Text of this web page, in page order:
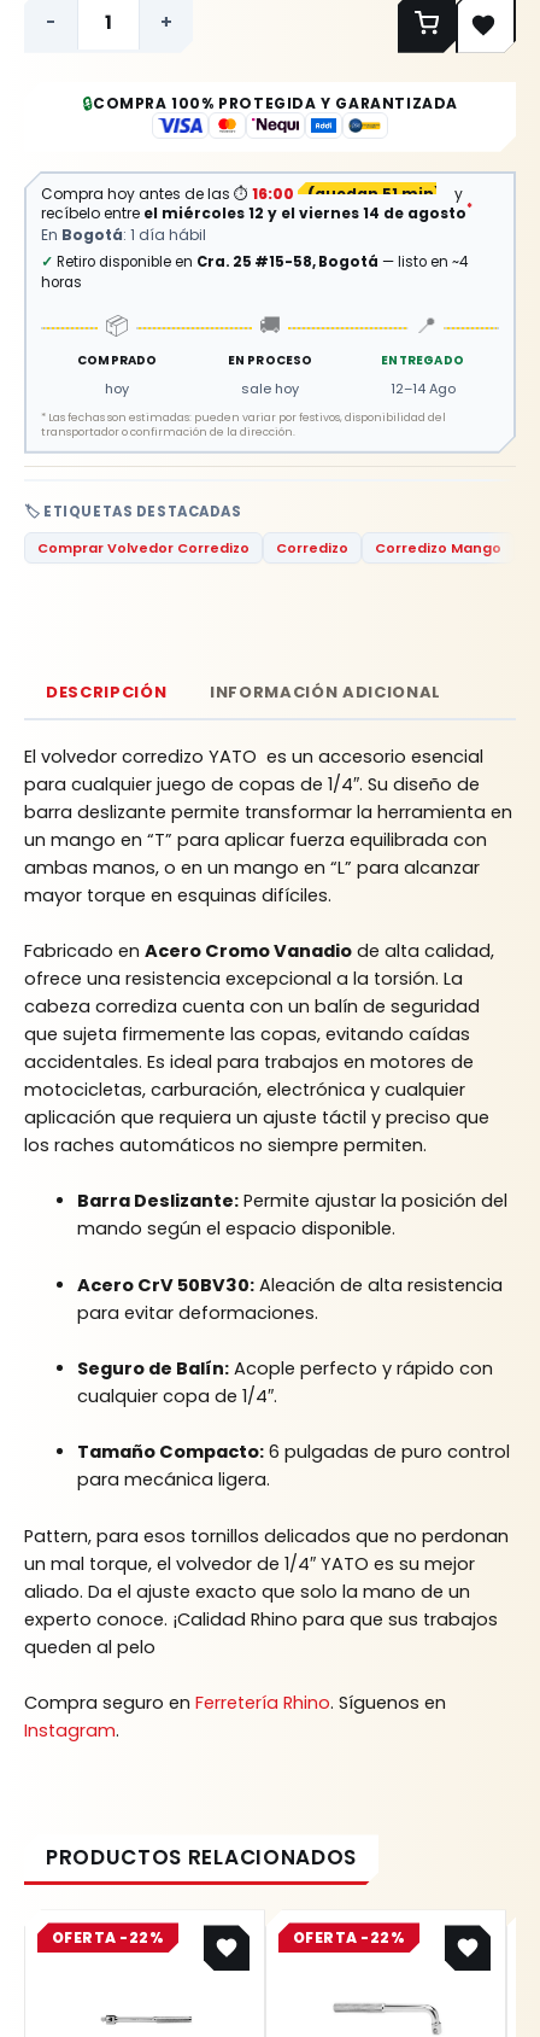
- +
🏷️ ETIQUETAS DESTACADAS
Comprar Volvedor Corredizo
Corredizo Corredizo Mango
🔒COMPRA 100% PROTEGIDA Y GARANTIZADA
Compra hoy antes de las ⏱ 16:00 (quedan 51 min)
y
recíbelo entre el miércoles 12 y el viernes 14 de agosto*
En Bogotá: 1 día hábil
✓ Retiro disponible en Cra. 25 #15-58, Bogotá — listo en ~4
horas
📦
COMPRADO
hoy
🚚
EN PROCESO
sale hoy
📍
ENTREGADO
12–14 Ago
* Las fechas son estimadas: pueden variar por festivos, disponibilidad del
transportador o confirmación de la dirección.
DESCRIPCIÓN INFORMACIÓN ADICIONAL
El volvedor corredizo YATO es un accesorio esencial
para cualquier juego de copas de 1/4″. Su diseño de
barra deslizante permite transformar la herramienta en
un mango en “T” para aplicar fuerza equilibrada con
ambas manos, o en un mango en “L” para alcanzar
mayor torque en esquinas difíciles.
Fabricado en Acero Cromo Vanadio de alta calidad,
ofrece una resistencia excepcional a la torsión. La
cabeza corrediza cuenta con un balín de seguridad
que sujeta firmemente las copas, evitando caídas
accidentales. Es ideal para trabajos en motores de
motocicletas, carburación, electrónica y cualquier
aplicación que requiera un ajuste táctil y preciso que
los raches automáticos no siempre permiten.
Barra Deslizante:Permite ajustar la posición del
mando según el espacio disponible.
Acero CrV 50BV30:Aleación de alta resistencia
para evitar deformaciones.
Seguro de Balín:Acople perfecto y rápido con
cualquier copa de 1/4″.
Tamaño Compacto:6 pulgadas de puro control
para mecánica ligera.
Pattern, para esos tornillos delicados que no perdonan
un mal torque, el volvedor de 1/4″ YATO es su mejor
aliado. Da el ajuste exacto que solo la mano de un
experto conoce. ¡Calidad Rhino para que sus trabajos
queden al pelo
Compra seguro en Ferretería Rhino. Síguenos en
Instagram.
OFERTA -22%
Original
price
was:
Current
price
is:
OFERTA -22%
Original
price
was:
Current
price
is: